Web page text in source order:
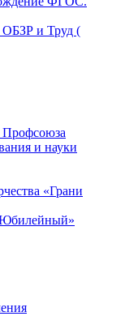
ОБЗР и Труд (
и науки
«Грани